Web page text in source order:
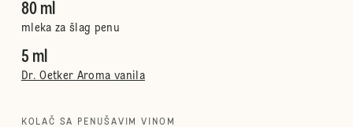
80 ml
mleka za šlag penu
5 ml
Dr. Oetker Aroma vanila
KOLAČ SA PENUŠAVIM VINOM